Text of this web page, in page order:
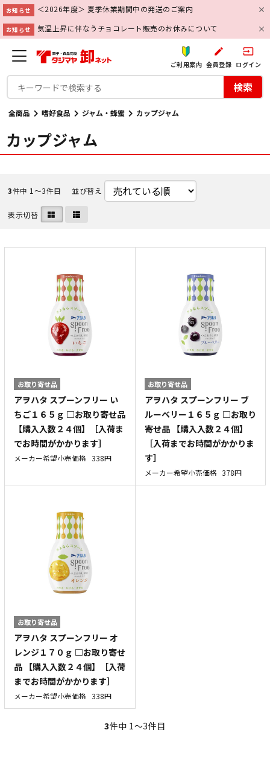
お知らせ ＜2026年度＞ 夏季休業期間中の発送のご案内
お知らせ 気温上昇に伴なうチョコレート販売のお休みについて
ご利用案内
create
会員登録
input
ログイン
検索
全商品 嗜好食品 ジャム・蜂蜜 カップジャム
カップジャム
3件中 1〜3件目 並び替え
表示切替
お取り寄せ品
アヲハタ スプーンフリー い
ちご１６５ｇ □お取り寄せ品
【購入入数２４個】［入荷ま
でお時間がかかります］
メーカー希望小売価格 338円
お取り寄せ品
アヲハタ スプーンフリー ブ
ルーベリー１６５ｇ □お取り
寄せ品 【購入入数２４個】
［入荷までお時間がかかりま
す］
メーカー希望小売価格 378円
お取り寄せ品
アヲハタ スプーンフリー オ
レンジ１７０ｇ □お取り寄せ
品 【購入入数２４個】［入荷
までお時間がかかります］
メーカー希望小売価格 338円
3件中 1〜3件目